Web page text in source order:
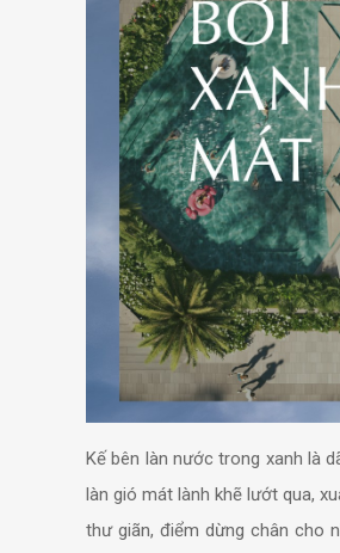
Kế bên làn nước trong xanh là
làn gió mát lành khẽ lướt qua,
thư giãn, điểm dừng chân cho